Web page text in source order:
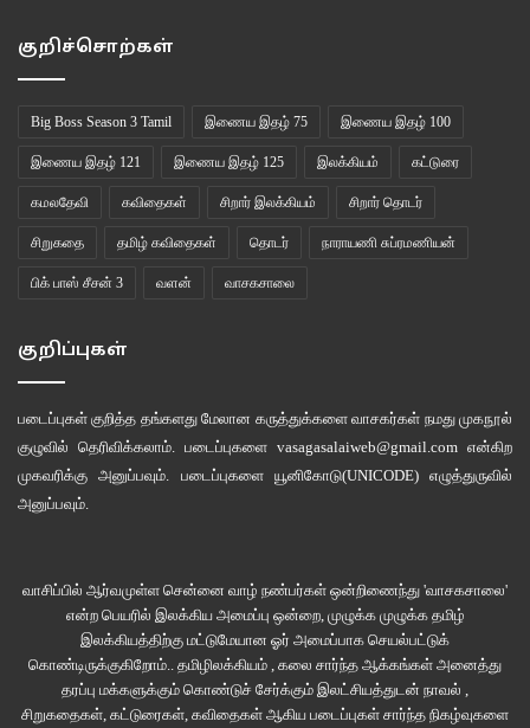
செய்சென்சுய் தன் வாழ்வின் பிற்பகுதியில் ஜப்பான் முழுவதும் நிறைய
பயணங்களை மேற்கொண்டார். அவர் இந்த உலகை விட்டுப் பிரிந்தபோது,
ஒகிவாரா செய்சென்சுய்
குறிச்சொற்கள்
Big Boss Season 3 Tamil இணைய இதழ் 75 இணைய இதழ் 100
இணைய இதழ் 121 இணைய இதழ் 125 இலக்கியம் கட்டுரை
கமலதேவி கவிதைகள் சிறார் இலக்கியம் சிறார் தொடர்
சிறுகதை தமிழ் கவிதைகள் தொடர் நாராயணி சுப்ரமணியன்
பிக் பாஸ் சீசன் 3 வளன் வாசகசாலை
குறிப்புகள்
படைப்புகள் குறித்த தங்களது மேலான கருத்துக்களை வாசகர்கள் நமது முகநூல்
குழுவில் தெரிவிக்கலாம். படைப்புகளை vasagasalaiweb@gmail.com என்கிற
முகவரிக்கு அனுப்பவும். படைப்புகளை யூனிகோடு(UNICODE)எழுத்துருவில்
அனுப்பவும்.
வாசிப்பில் ஆர்வமுள்ள சென்னை வாழ் நண்பர்கள் ஒன்றிணைந்து 'வாசகசாலை'
என்ற பெயரில் இலக்கிய அமைப்பு ஒன்றை, முழுக்க முழுக்க தமிழ்
இலக்கியத்திற்கு மட்டுமேயான ஓர் அமைப்பாக செயல்பட்டுக்
கொண்டிருக்குகிறோம்.. தமிழிலக்கியம் , கலை சார்ந்த ஆக்கங்கள் அனைத்து
தரப்பு மக்களுக்கும் கொண்டுச் சேர்க்கும் இலட்சியத்துடன் நாவல் ,
சிறுகதைகள், கட்டுரைகள், கவிதைகள் ஆகிய படைப்புகள் சார்ந்த நிகழ்வுகளை